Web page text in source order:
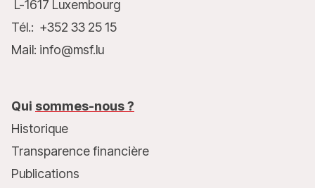
L-1617 Luxembourg
Tél.: +352 33 25 15
Mail: info@msf.lu
Qui sommes-nous ?
Historique
Transparence financière
Publications